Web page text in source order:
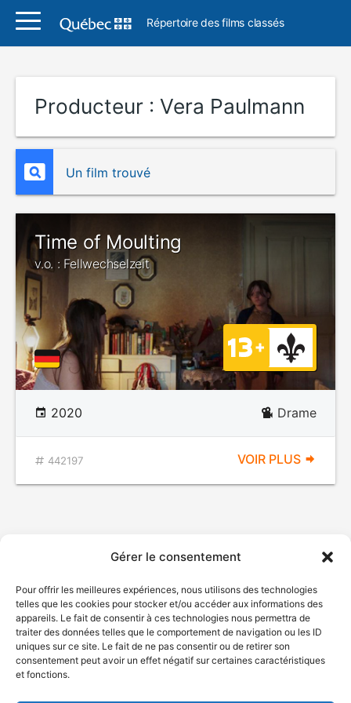
Gérer le consentement
Pour offrir les meilleures expériences, nous utilisons des technologies
telles que les cookies pour stocker et/ou accéder aux informations des
appareils. Le fait de consentir à ces technologies nous permettra de
traiter des données telles que le comportement de navigation ou les ID
uniques sur ce site. Le fait de ne pas consentir ou de retirer son
consentement peut avoir un effet négatif sur certaines caractéristiques
et fonctions.
Répertoire des films classés
Producteur : Vera Paulmann
Un film trouvé
Time of Moulting
v.o. : Fellwechselzeit
2020 Drame
442197 VOIR PLUS